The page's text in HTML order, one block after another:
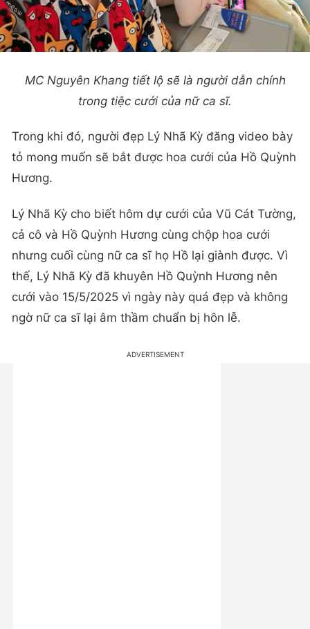
MC Nguyên Khang tiết lộ sẽ là người dẫn chính
trong tiệc cưới của nữ ca sĩ.
Trong khi đó, người đẹp Lý Nhã Kỳ đăng video bày
tỏ mong muốn sẽ bắt được hoa cưới của Hồ Quỳnh
Hương.
Lý Nhã Kỳ cho biết hôm dự cưới của Vũ Cát Tường,
cả cô và Hồ Quỳnh Hương cùng chộp hoa cưới
nhưng cuối cùng nữ ca sĩ họ Hồ lại giành được. Vì
thế, Lý Nhã Kỳ đã khuyên Hồ Quỳnh Hương nên
cưới vào 15/5/2025 vì ngày này quá đẹp và không
ngờ nữ ca sĩ lại âm thầm chuẩn bị hôn lễ.